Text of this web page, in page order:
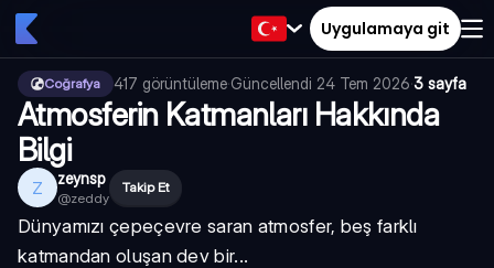
Uygulamaya git
Coğrafya 417 görüntüleme·Güncellendi 24 Tem 2026·3 sayfa
Atmosferin Katmanları Hakkında
Bilgi
Z zeynsp
@zeddy
Takip Et
Dünyamızı çepeçevre saran atmosfer, beş farklı
katmandan oluşan dev bir...